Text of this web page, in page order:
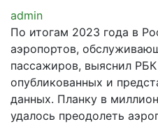
admin
По итогам 2023 года в
аэропортов,
пассажиров, выяснил
опубликованных и
данных. Планку в
удалось преодолеть